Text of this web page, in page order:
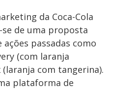
da Coca-Cola
de uma proposta
passadas como
(com laranja
com tangerina).
plataforma de